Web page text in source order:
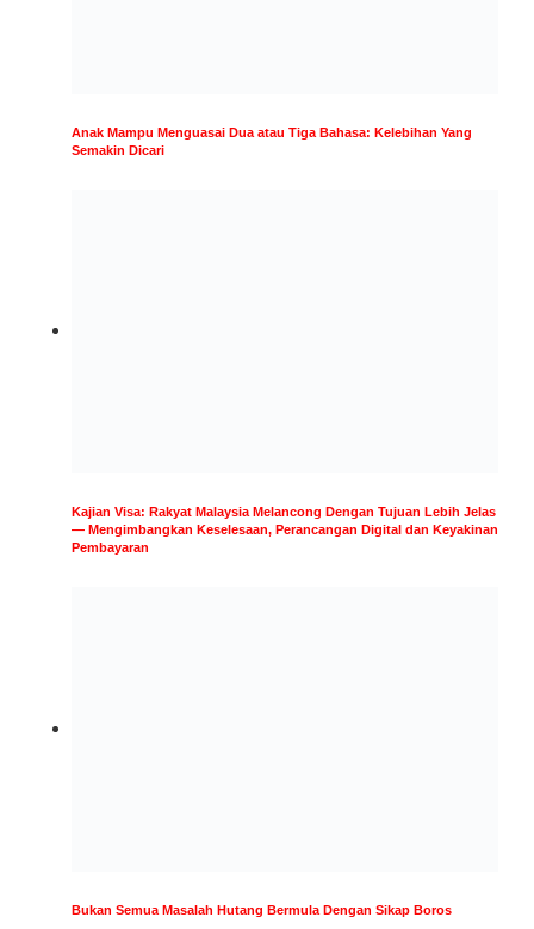
Anak Mampu Menguasai Dua atau Tiga Bahasa: Kelebihan Yang
Semakin Dicari
Kajian Visa: Rakyat Malaysia Melancong Dengan Tujuan Lebih Jelas
— Mengimbangkan Keselesaan, Perancangan Digital dan Keyakinan
Pembayaran
Bukan Semua Masalah Hutang Bermula Dengan Sikap Boros